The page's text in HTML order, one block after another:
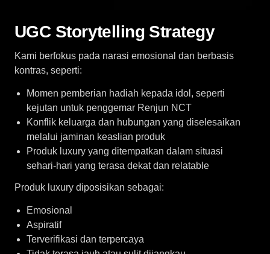
UGC Storytelling Strategy
Kami berfokus pada narasi emosional dan berbasis
kontras, seperti:
Momen pemberian hadiah kepada idol, seperti
kejutan untuk penggemar Renjun NCT
Konflik keluarga dan hubungan yang diselesaikan
melalui jaminan keaslian produk
Produk luxury yang ditempatkan dalam situasi
sehari-hari yang terasa dekat dan relatable
Produk luxury diposisikan sebagai:
Emosional
Aspiratif
Terverifikasi dan terpercaya